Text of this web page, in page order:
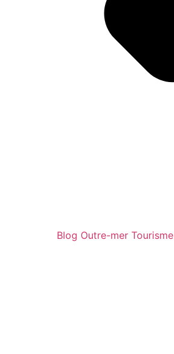
Blog Outre-mer Tourisme